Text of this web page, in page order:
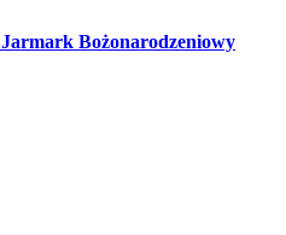
Jarmark Bożonarodzeniowy